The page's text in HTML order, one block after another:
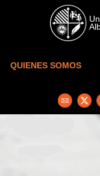
Skip to main content
QUIENES SOMOS